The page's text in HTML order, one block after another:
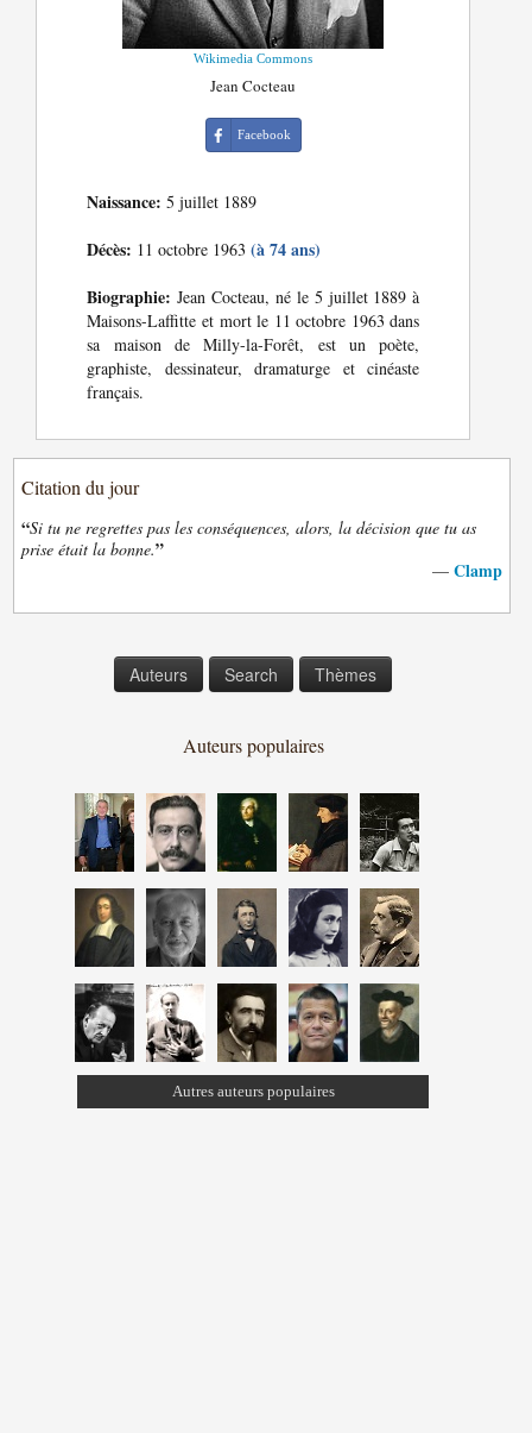
Wikimedia Commons
Jean Cocteau
Facebook
Naissance: 5 juillet 1889
Décès: 11 octobre 1963(à 74 ans)
Biographie: Jean Cocteau, né le 5 juillet 1889 à
Maisons-Laffitte et mort le 11 octobre 1963 dans
sa maison de Milly-la-Forêt, est un poète,
graphiste, dessinateur, dramaturge et cinéaste
français.
Citation du jour
“Si tu ne regrettes pas les conséquences, alors, la décision que tu as
prise était la bonne.”
— Clamp
Auteurs Search Thèmes
Auteurs populaires
Autres auteurs populaires